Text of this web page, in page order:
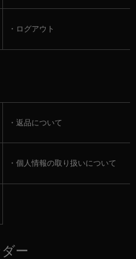
ログアウト
返品について
個人情報の取り扱いについて
ー